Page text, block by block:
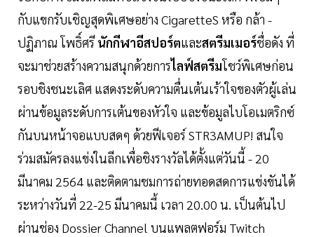
กับแขกรับเชิญสุดพิเศษอย่าง CigaretteS หรือ กล้า -
ปฏิภาณ โพธิ์ศรี นักกีฬาอีสปอร์ตและสตรีมเมอร์ชื่อดัง ที่
จะมาช่วยสร้างความสนุกด้วยการไลฟ์สตรีมโชว์พิเศษก่อน
รอบชิงชนะเลิศ แสดงระดับความตื่นเต้นเร้าใจของตัวผู้เล่น
ผ่านข้อมูลระดับการเต้นของหัวใจ และข้อมูลไบโอเมตริกซ์
กันบนหน้าจอแบบสดๆ ด้วยฟีเจอร์ STR3AMUP! สนใจ
ร่วมสมัครลงแข่งในลีกเพื่อชิงรางวัลได้ตั้งแต่วันนี้ - 20
มีนาคม 2564 และติดตามชมการถ่ายทอดสดการแข่งขันได้
ระหว่างวันที่ 22-25 มีนาคมนี้ เวลา 20.00 น. เป็นต้นไป
ผ่านช่อง Dossier Channel บนแพลตฟอร์ม Twitch